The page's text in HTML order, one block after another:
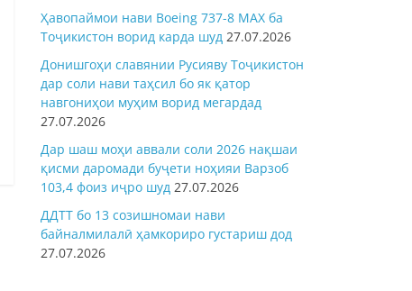
Ҳавопаймои нави Boeing 737-8 MAX ба
Тоҷикистон ворид карда шуд 27.07.2026
Донишгоҳи славянии Русияву Тоҷикистон
дар соли нави таҳсил бо як қатор
навгониҳои муҳим ворид мегардад
27.07.2026
Дар шаш моҳи аввали соли 2026 нақшаи
қисми даромади буҷети ноҳияи Варзоб
103,4 фоиз иҷро шуд 27.07.2026
ДДТТ бо 13 созишномаи нави
байналмилалӣ ҳамкориро густариш дод
27.07.2026